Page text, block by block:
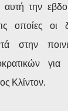
αυτή την
οποίες οι
στην
για
Κλίντον.